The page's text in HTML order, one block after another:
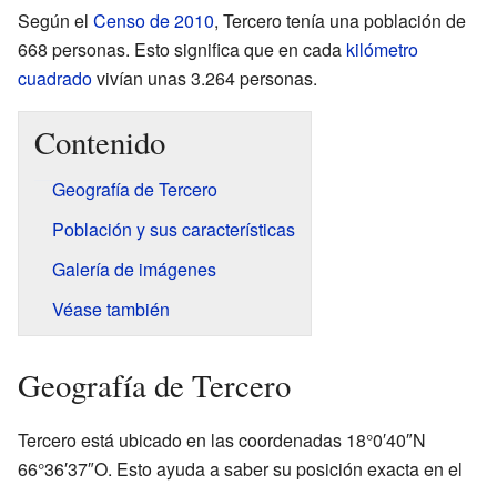
Según el Censo de 2010, Tercero tenía una población de
668 personas. Esto significa que en cada kilómetro
cuadradovivían unas 3.264 personas.
Contenido
Geografía de Tercero
Población y sus características
Galería de imágenes
Véase también
Geografía de Tercero
Tercero está ubicado en las coordenadas 18°0′40″N
66°36′37″O. Esto ayuda a saber su posición exacta en el